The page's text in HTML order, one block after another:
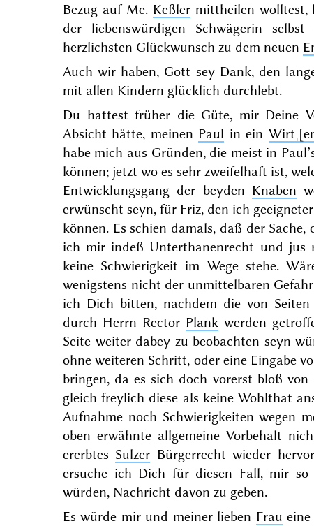
Bezug auf Me. Keßlermittheilen wolltest,
der liebenswürdigen Schwägerin
herzlichsten Glückwunsch zu dem neuen
Auch wir haben, Gott sey Dank, den
mit allen Kindern glücklich durchlebt.
Du hattest früher die Güte, mir Deine
Absicht hätte, meinen Paul in ein
habe mich aus Gründen, die meist in
können; jetzt wo es sehr zweifelhaft ist,
Entwicklungsgang der beyden Knaben
erwünscht seyn, für Friz, den ich
können. Es schien damals, daß der
ich mir indeß Unterthanenrecht und jus
keine Schwierigkeit im Wege stehe.
wenigstens nicht der unmittelbaren
ich Dich bitten, nachdem die von
durch Herrn Rector Plank werden
Seite weiter dabey zu beobachten seyn
ohne weiteren Schritt, oder eine Eingabe
bringen, da es sich doch vorerst bloß
gleich freylich diese als keine Wohlthat
Aufnahme noch Schwierigkeiten wegen
oben erwähnte allgemeine Vorbehalt
ererbtes Sulzer Bürgerrecht wieder
ersuche ich Dich für diesen Fall, mir
würden, Nachricht davon zu geben.
Es würde mir und meiner lieben Frau